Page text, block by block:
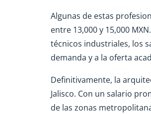
Algunas de estas
entre 13,000 y 15,000
técnicos industriales, los
demanda y a la oferta
Definitivamente, la
Jalisco. Con un salario
de las zonas